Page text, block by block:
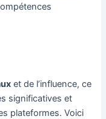
et de l’influence, ce
significatives et
plateformes. Voici